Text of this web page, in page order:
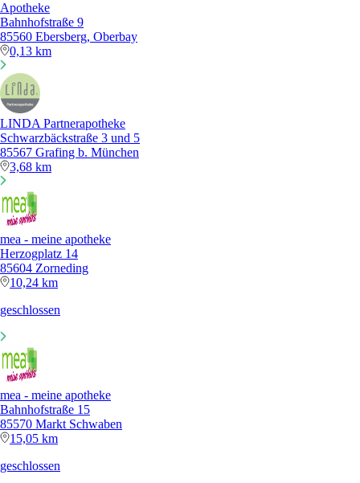
Apotheke
Bahnhofstraße 9
85560 Ebersberg, Oberbay
0,13 km
LINDA Partnerapotheke
Schwarzbäckstraße 3 und 5
85567 Grafing b. München
3,68 km
mea - meine apotheke
Herzogplatz 14
85604 Zorneding
10,24 km
geschlossen
mea - meine apotheke
Bahnhofstraße 15
85570 Markt Schwaben
15,05 km
geschlossen